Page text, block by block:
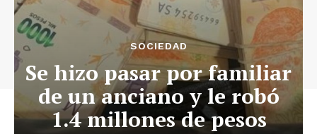
SOCIEDAD
Se hizo pasar por familiar
de un anciano y le robó
1.4 millones de pesos